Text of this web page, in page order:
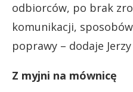
odbiorców, po brak
komunikacji,
poprawy – dodaje
Z myjni na mównicę